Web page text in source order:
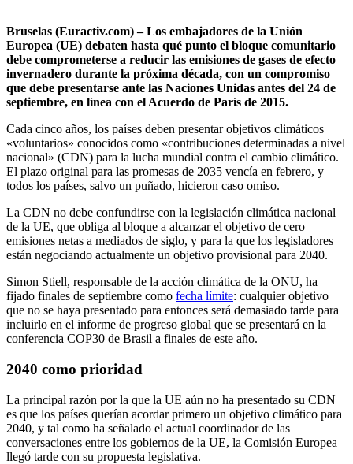
Bruselas (Euractiv.com) – Los embajadores de la Unión
Europea (UE) debaten hasta qué punto el bloque comunitario
debe comprometerse a reducir las emisiones de gases de efecto
invernadero durante la próxima década, con un compromiso
que debe presentarse ante las Naciones Unidas antes del 24 de
septiembre, en línea con el Acuerdo de París de 2015.
Cada cinco años, los países deben presentar objetivos climáticos
«voluntarios» conocidos como «contribuciones determinadas a nivel
nacional» (CDN) para la lucha mundial contra el cambio climático.
El plazo original para las promesas de 2035 vencía en febrero, y
todos los países, salvo un puñado, hicieron caso omiso.
La CDN no debe confundirse con la legislación climática nacional
de la UE, que obliga al bloque a alcanzar el objetivo de cero
emisiones netas a mediados de siglo, y para la que los legisladores
están negociando actualmente un objetivo provisional para 2040.
Simon Stiell, responsable de la acción climática de la ONU, ha
fijado finales de septiembre como fecha límite: cualquier objetivo
que no se haya presentado para entonces será demasiado tarde para
incluirlo en el informe de progreso global que se presentará en la
conferencia COP30 de Brasil a finales de este año.
2040 como prioridad
La principal razón por la que la UE aún no ha presentado su CDN
es que los países querían acordar primero un objetivo climático para
2040, y tal como ha señalado el actual coordinador de las
conversaciones entre los gobiernos de la UE, la Comisión Europea
llegó tarde con su propuesta legislativa.